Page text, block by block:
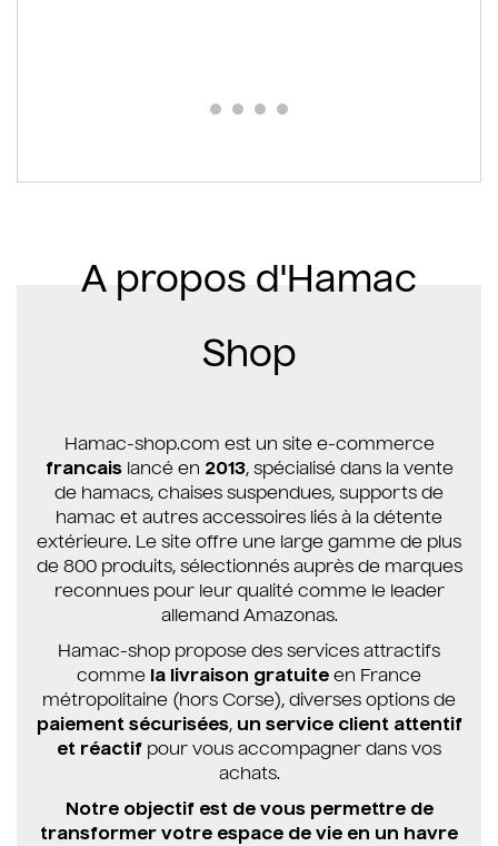
A propos d'Hamac
Shop
Hamac-shop.com est un site e-commerce
francaislancé en 2013, spécialisé dans la vente
de hamacs, chaises suspendues, supports de
hamac et autres accessoires liés à la détente
extérieure. Le site offre une large gamme de plus
de 800 produits, sélectionnés auprès de marques
reconnues pour leur qualité comme le leader
allemand Amazonas.
Hamac-shop propose des services attractifs
comme la livraison gratuite en France
métropolitaine (hors Corse), diverses options de
paiement sécurisées, un service client attentif
et réactif pour vous accompagner dans vos
achats.
Notre objectif est de vous permettre de
transformer votre espace de vie en un havre